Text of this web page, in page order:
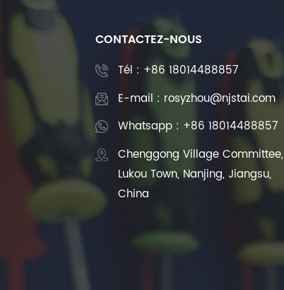
CONTACTEZ-NOUS
Tél : +86 18014488857
E-mail : rosyzhou@njstai.com
Whatsapp : +86 18014488857
Chenggong Village Committee,
Lukou Town, Nanjing, Jiangsu,
China